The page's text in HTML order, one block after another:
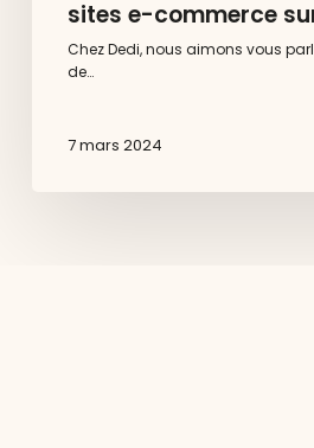
sites e-commerce
Chez Dedi, nous aimons vous
de…
7 mars 2024